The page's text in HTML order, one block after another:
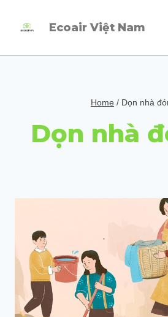
Ecoair Việt Nam
Home / Dọn nhà
Dọn nhà